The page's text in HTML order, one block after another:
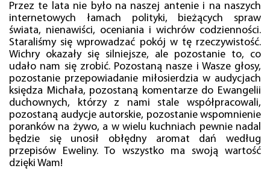
Przez te lata nie było na naszej antenie i na naszych
internetowych łamach polityki, bieżących spraw
świata, nienawiści, oceniania i wichrów codzienności.
Staraliśmy się wprowadzać pokój w tę rzeczywistość.
Wichry okazały się silniejsze, ale pozostanie to, co
udało nam się zrobić. Pozostaną nasze i Wasze głosy,
pozostanie przepowiadanie miłosierdzia w audycjach
księdza Michała, pozostaną komentarze do Ewangelii
duchownych, którzy z nami stale współpracowali,
pozostaną audycje autorskie, pozostanie wspomnienie
poranków na żywo, a w wielu kuchniach pewnie nadal
będzie się unosił obłędny aromat dań według
przepisów Eweliny. To wszystko ma swoją wartość
dzięki Wam!